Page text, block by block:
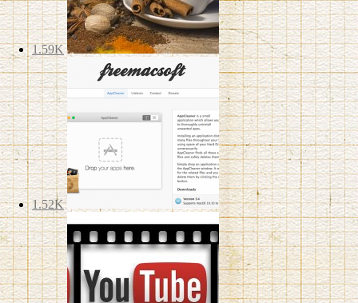
1.59K
1.52K